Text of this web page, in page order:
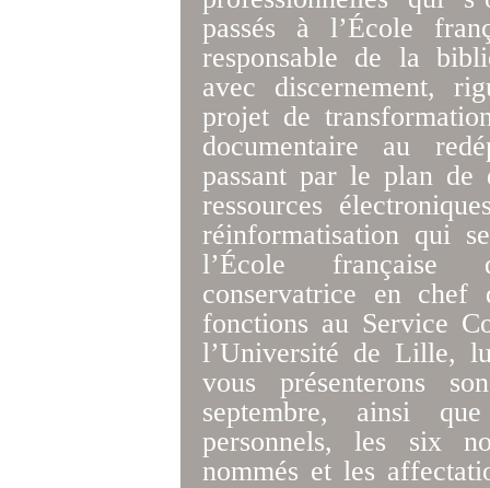
passés à l’École
responsable de la
avec discernement,
projet de
documentaire au
passant par le plan de
ressources
réinformatisation qui
l’École française
conservatrice en chef
fonctions au Service
l’Université de Lille,
vous présenterons
septembre, ainsi
personnels, les six
nommés et les